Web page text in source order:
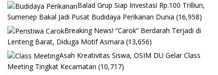
Balad Grup Siap Investasi Rp.100 Trilliun,
Sumenep Bakal Jadi Pusat Budidaya Perikanan Dunia (16,958)
Breaking News! “Carok” Berdarah Terjadi di
Lenteng Barat, Diduga Motif Asmara (13,656)
Asah Kreativitas Siswa, OSIM DU Gelar Class
Meeting Tingkat Kecamatan (10,717)